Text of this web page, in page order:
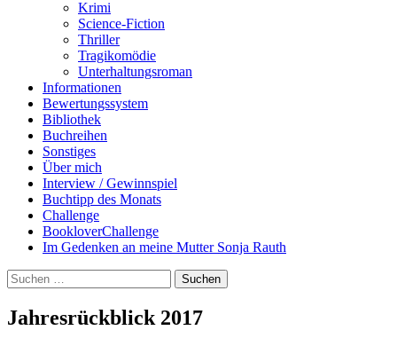
Krimi
Science-Fiction
Thriller
Tragikomödie
Unterhaltungsroman
Informationen
Bewertungssystem
Bibliothek
Buchreihen
Sonstiges
Über mich
Interview / Gewinnspiel
Buchtipp des Monats
Challenge
BookloverChallenge
Im Gedenken an meine Mutter Sonja Rauth
Suchen
nach:
Jahresrückblick 2017